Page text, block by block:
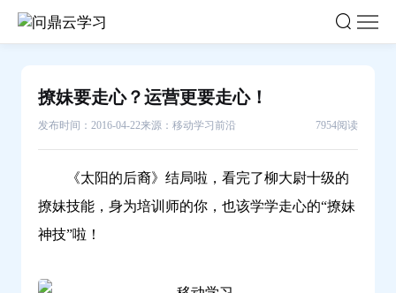
撩妹要走心？运营更要走心！
发布时间：2016-04-22来源：移动学习前沿 7954阅读
《太阳的后裔》结局啦，看完了柳大尉十级的
撩妹技能，身为培训师的你，也该学学走心的“撩妹
神技”啦！